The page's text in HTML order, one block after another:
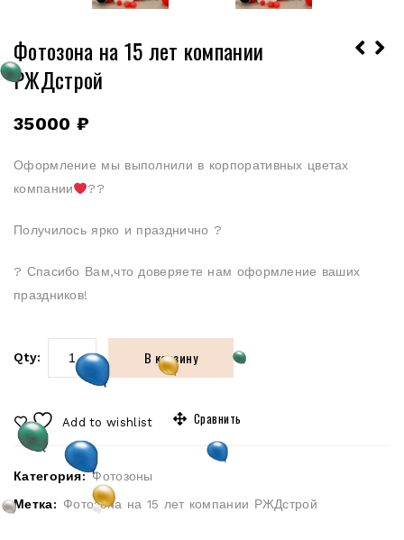
Фотозона на 15 лет компании
РЖДстрой
35000 ₽
Оформление мы выполнили в корпоративных цветах
компании
??
Получилось ярко и празднично ?
? Спасибо Вам,что доверяете нам оформление ваших
праздников!
Qty: В корзину
Add to wishlist Сравнить
Категория:Фотозоны
Метка: Фотозона на 15 лет компании РЖДстрой